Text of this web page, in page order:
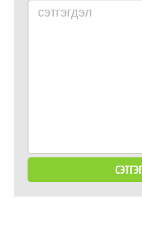
browser for the
сэтгэгдэл